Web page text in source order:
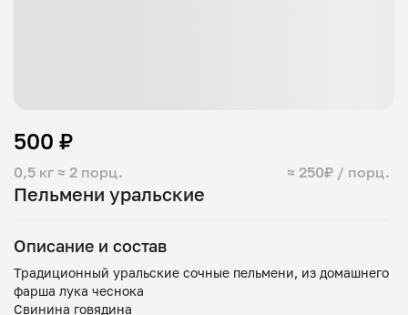
Пельмени уральские
0,5 кг ≈ 2 порц. ≈ 250₽ / порц.
500 ₽
Описание и состав
Традиционный уральские сочные пельмени, из домашнего
фарша лука чеснока